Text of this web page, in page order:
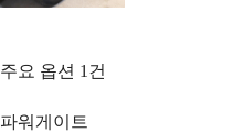
주요 옵션 1 건
파워게이트